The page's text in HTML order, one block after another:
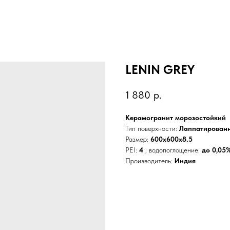
LENIN GREY
1 880 р.
Керамогранит морозостойкий
Тип поверхности:
Размер: 600x600x8.5
PEI: 4 ; водопоглощение: до
Производитель: Индия